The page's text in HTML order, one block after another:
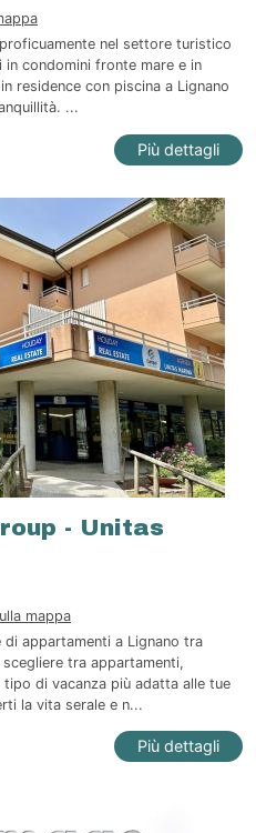
nel settore turistico
condomini fronte mare e in
residence con piscina a Lignano
...
Più dettagli
- Unitas
mappa
appartamenti a Lignano tra
tra appartamenti,
di vacanza più adatta alle tue
la vita serale e n...
Più dettagli